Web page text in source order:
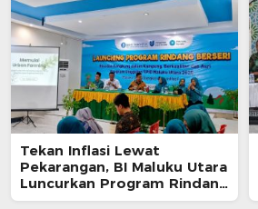
Tekan Inflasi Lewat
Pekarangan, BI Maluku Utara
Luncurkan Program Rindang
Berseri